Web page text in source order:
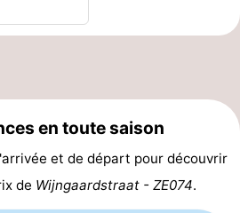
en toute saison
et de départ pour découvrir
de Wijngaardstraat - ZE074.